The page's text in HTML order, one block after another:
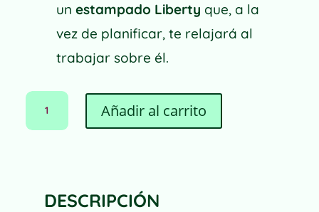
un estampado Liberty que, a la
vez de planificar, te relajará al
trabajar sobre él.
PLANIFICADOR
LIBERTY
CANTIDAD
Añadir al carrito
A
T
DESCRIPCIÓN